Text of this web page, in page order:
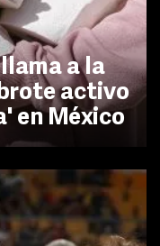
a la
activo
en México